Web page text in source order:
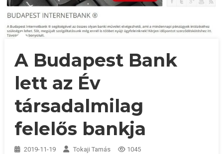
A Budapest Bank
lett az Év
társadalmilag
felelős bankja
2019-11-19 Tokaji Tamás 1045